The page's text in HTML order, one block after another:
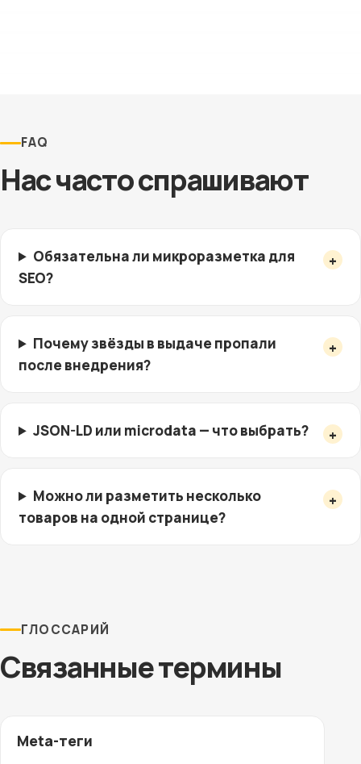
FAQ
Нас часто спрашивают
Обязательна ли микроразметка для
SEO?
Почему звёзды в выдаче пропали
после внедрения?
JSON-LD или microdata — что выбрать?
Можно ли разметить несколько
товаров на одной странице?
ГЛОССАРИЙ
Связанные термины
Meta-теги